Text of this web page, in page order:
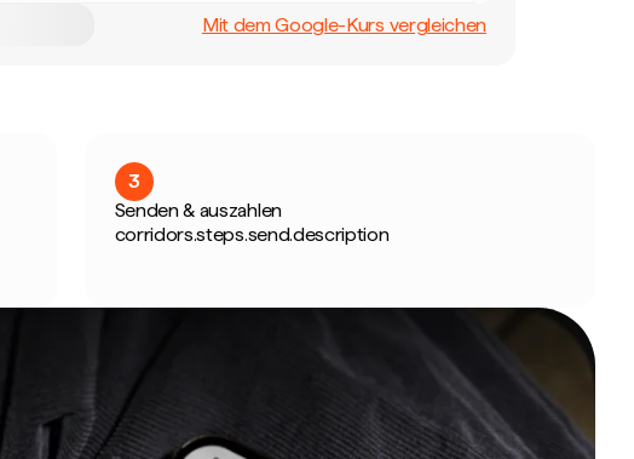
Mit dem Google-Kurs vergleichen
3
Senden & auszahlen
corridors.steps.send.description